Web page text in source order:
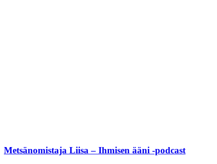
Metsänomistaja Liisa – Ihmisen ääni -podcast